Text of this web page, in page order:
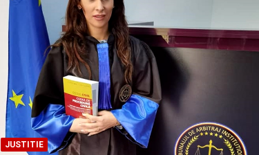
JUSTITIE